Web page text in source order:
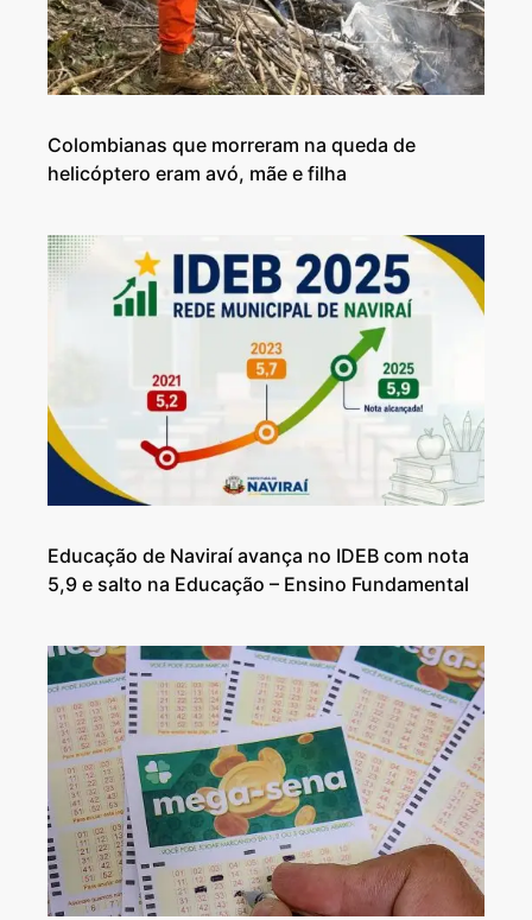
Colombianas que morreram na queda de
helicóptero eram avó, mãe e filha
Educação de Naviraí avança no IDEB com nota
5,9 e salto na Educação – Ensino Fundamental